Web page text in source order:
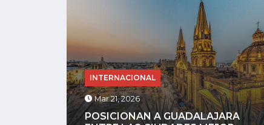
INTERNACIONAL
Mar 17, 2026
REBAJAN A 37 LOS FALLECIDOS EN